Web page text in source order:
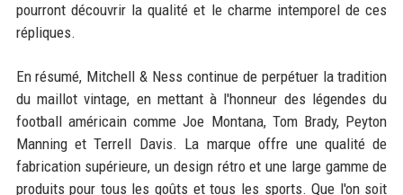
pourront découvrir la qualité et le charme intemporel de ces
répliques.
En résumé, Mitchell & Ness continue de perpétuer la tradition
du maillot vintage, en mettant à l'honneur des légendes du
football américain comme Joe Montana, Tom Brady, Peyton
Manning et Terrell Davis. La marque offre une qualité de
fabrication supérieure, un design rétro et une large gamme de
produits pour tous les goûts et tous les sports. Que l'on soit